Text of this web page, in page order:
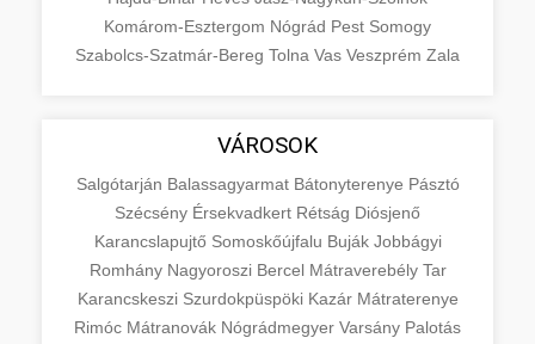
Komárom-Esztergom Nógrád Pest Somogy
Szabolcs-Szatmár-Bereg Tolna Vas Veszprém Zala
VÁROSOK
Salgótarján Balassagyarmat Bátonyterenye Pásztó
Szécsény Érsekvadkert Rétság Diósjenő
Karancslapujtő Somoskőújfalu Buják Jobbágyi
Romhány Nagyoroszi Bercel Mátraverebély Tar
Karancskeszi Szurdokpüspöki Kazár Mátraterenye
Rimóc Mátranovák Nógrádmegyer Varsány Palotás